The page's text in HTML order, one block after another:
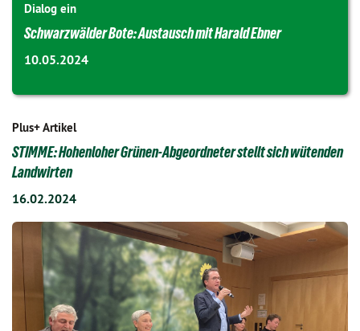
Dialog ein
Schwarzwälder Bote: Austausch mit Harald Ebner
10.05.2024
Plus+ Artikel
STIMME: Hohenloher Grünen-Abgeordneter stellt sich wütenden
Landwirten
16.02.2024